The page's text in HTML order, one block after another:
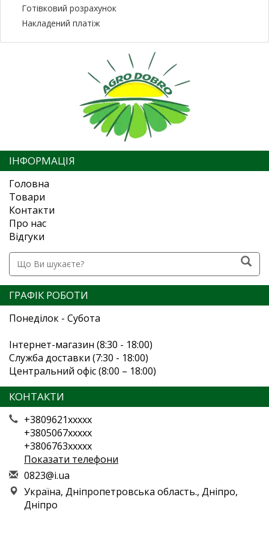
Готівковий розрахунок
Накладений платіж
ІНФОРМАЦІЯ
Головна
Товари
Контакти
Про нас
Відгуки
ГРАФІК РОБОТИ
Понеділок - Субота
Інтернет-магазин (8:30 - 18:00)
Служба доставки (7:30 - 18:00)
Центральний офіс (8:00 – 18:00)
КОНТАКТИ
+3809621xxxxx
+3805067xxxxx
+3806763xxxxx
Показати телефони
0823@i.ua
Україна, Дніпропетровська область., Дніпро,
Дніпро